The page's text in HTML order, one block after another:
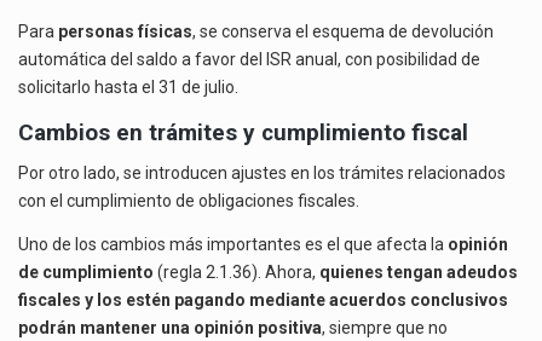
Para personas físicas, se conserva el esquema de devolución
automática del saldo a favor del ISR anual, con posibilidad de
solicitarlo hasta el 31 de julio.
Cambios en trámites y cumplimiento fiscal
Por otro lado, se introducen ajustes en los trámites relacionados
con el cumplimiento de obligaciones fiscales.
Uno de los cambios más importantes es el que afecta la opinión
de cumplimiento (regla 2.1.36). Ahora, quienes tengan adeudos
fiscales y los estén pagando mediante acuerdos conclusivos
podrán mantener una opinión positiva, siempre que no